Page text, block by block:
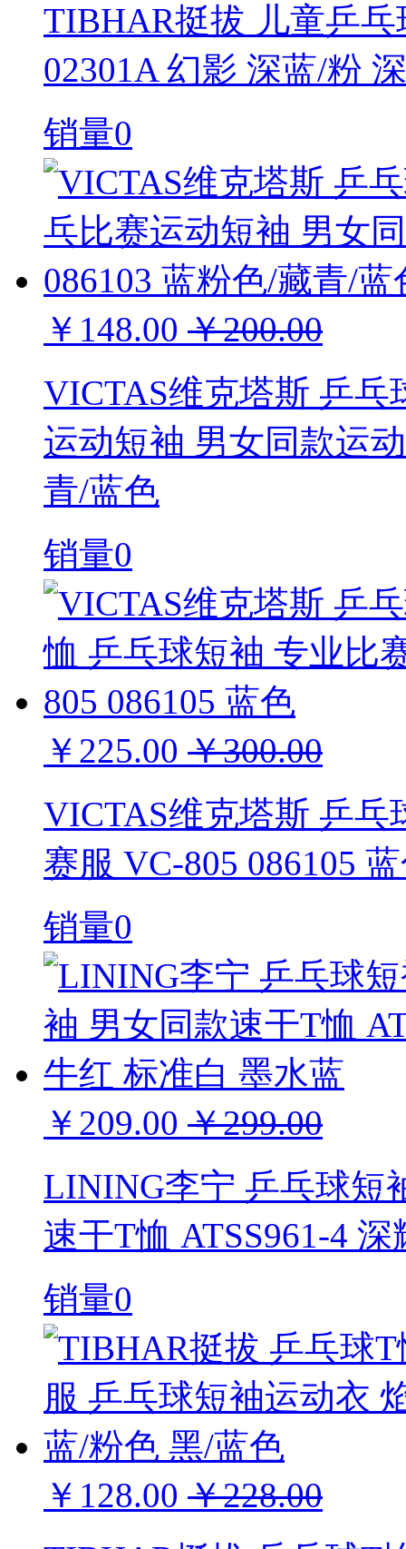
TIBHAR挺拔 儿童乒
02301A 幻影 深蓝/粉
销量0
￥148.00 ￥200.00
VICTAS维克塔斯 乒
运动短袖 男女同款运
青/蓝色
销量0
￥225.00 ￥300.00
VICTAS维克塔斯 乒
赛服 VC-805 086105
销量0
￥209.00 ￥299.00
LINING李宁 乒乓球短
速干T恤 ATSS961-4
销量0
￥128.00 ￥228.00